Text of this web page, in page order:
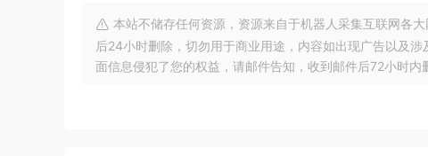
本站不储存任何资源，资源来自于机器人采集互联网各
后24小时删除，切勿用于商业用途，内容如出现广告以及
面信息侵犯了您的权益，请邮件告知，收到邮件后72小时